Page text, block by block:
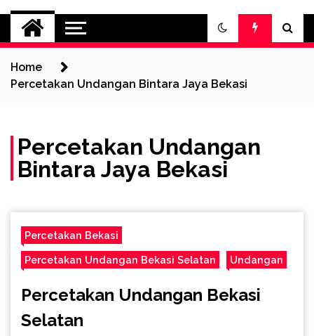
Jasa Cetak Online
DMG Printing
Home
Percetakan Undangan Bintara Jaya Bekasi
Percetakan Undangan
Bintara Jaya Bekasi
Percetakan Bekasi
Percetakan Undangan Bekasi Selatan Undangan
Percetakan Undangan Bekasi
Selatan